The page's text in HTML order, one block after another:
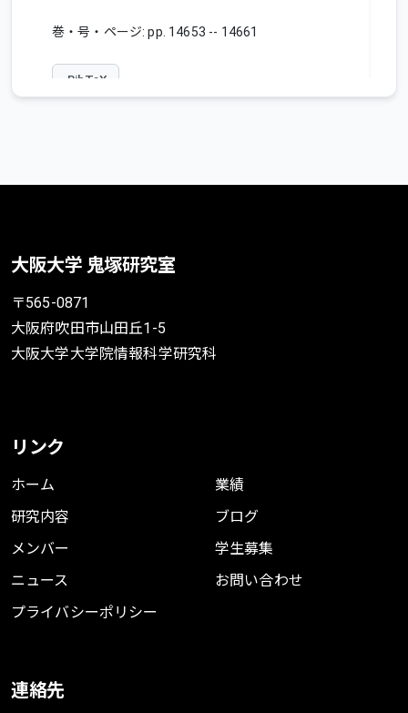
巻・号・ページ: pp. 14653 -- 14661
BibTeX
DIRECT: Direct and Indirect
Junya Takayama,Tomoyuki Kajiwara
Yuki Arase
Proceedings of the 2021 Conference on
Empirical Methods in Natural Language
Definition Modelling for
Appropriate Specificity
Han Huang , Tomoyuki Kajiwara
2021年11月
大阪大学 鬼塚研究室
〒565-0871
大阪府吹田市山田丘1-5
大阪大学大学院情報科学研究科
リンク
ホーム
研究内容
メンバー
ニュース
プライバシーポリシー
業績
ブログ
学生募集
お問い合わせ
連絡先